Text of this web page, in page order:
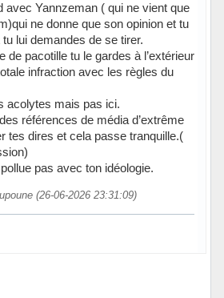
avec Yannzeman ( qui ne vient que
ne donne que son opinion et tu
lui demandes de se tirer.
de pacotille tu le gardes à l’extérieur
infraction avec les règles du
acolytes mais pas ici.
références de média d’extrême
tes dires et cela passe tranquille.(
pas avec ton idéologie.
(26-06-2026 23:31:09)